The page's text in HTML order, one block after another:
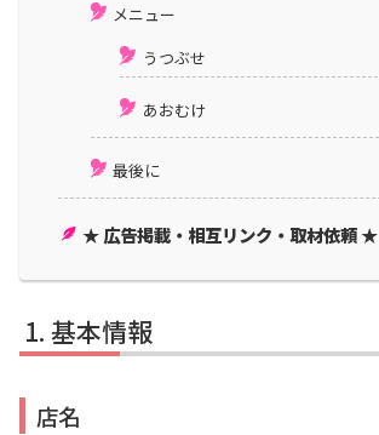
メニュー
うつぶせ
あおむけ
最後に
★ 広告掲載・相互リンク・取材依頼 ★
基本情報
店名